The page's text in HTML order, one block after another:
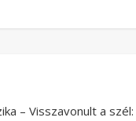
– Visszavonult a szél: